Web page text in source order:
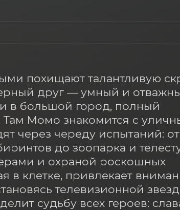
похищают талантливую
друг — умный и
в большой город, полный
Момо знакомится с
через череду испытаний: от
до зоопарка и
и охраной роскошных
в клетке, привлекает
телевизионной
судьбу всех героев: